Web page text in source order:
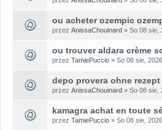
ou acheter ozempic
przez AnissaChouinard » So 08 sie,
ou trouver aldara crème
przez TamiePuccio » So 08 sie,
depo provera ohne
przez AnissaChouinard » So 08 sie,
kamagra achat en toute
przez TamiePuccio » So 08 sie,